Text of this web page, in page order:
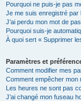
Pourquoi ne puis-je pas
Je me suis enregistré par
J’ai perdu mon mot de
Pourquoi suis-je
À quoi sert « Supprimer
Paramètres et
Comment modifier mes
Comment empêcher mon
Les heures ne sont pas
J’ai changé mon fuseau